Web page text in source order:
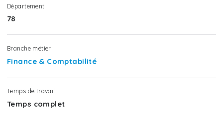
Département
78
Branche métier
Finance & Comptabilité
Temps de travail
Temps complet